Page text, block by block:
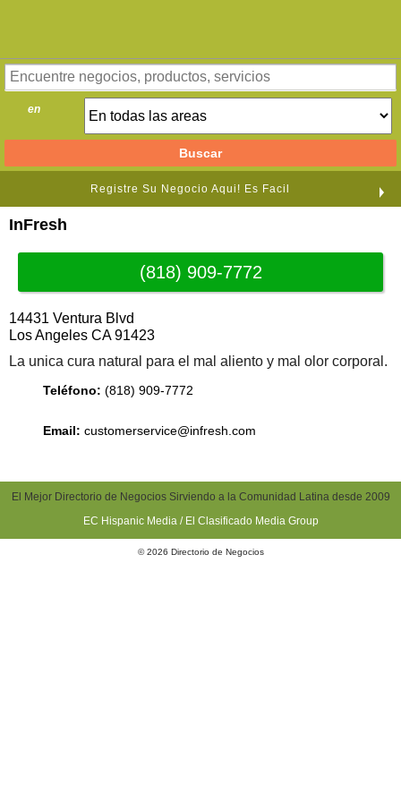
en
Registre Su Negocio Aqui! Es Facil
InFresh
(818) 909-7772
14431 Ventura Blvd
Los Angeles CA 91423
La unica cura natural para el mal aliento y mal olor corporal.
Teléfono: (818) 909-7772
Email: customerservice@infresh.com
El Mejor Directorio de Negocios Sirviendo a la Comunidad Latina desde 2009
EC Hispanic Media / El Clasificado Media Group
© 2026 Directorio de Negocios